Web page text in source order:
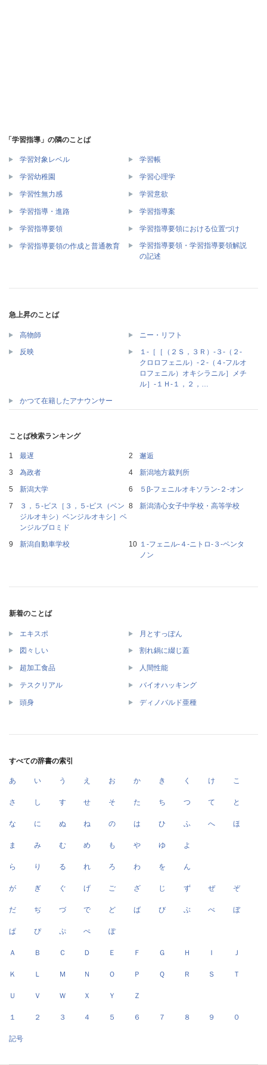
「学習指導」の隣のことば
学習対象レベル 学習帳
学習幼稚園 学習心理学
学習性無力感 学習意欲
学習指導・進路 学習指導案
学習指導要領 学習指導要領における位置づけ
学習指導要領の作成と普通教育
学習指導要領・学習指導要領解説
の記述
急上昇のことば
高物師 ニー・リフト
反映
１‐［［（２Ｓ，３Ｒ）‐３‐（２‐
クロロフェニル）‐２‐（４‐フルオ
ロフェニル）オキシラニル］メチ
ル］‐１Ｈ‐１，２，…
かつて在籍したアナウンサー
ことば検索ランキング
最遅
邂逅
為政者
新潟地方裁判所
新潟大学
５β‐フェニルオキソラン‐２‐オン
３，５‐ビス［３，５‐ビス（ベン
ジルオキシ）ベンジルオキシ］ベ
ンジルブロミド
新潟清心女子中学校・高等学校
新潟自動車学校
１‐フェニル‐４‐ニトロ‐３‐ペンタ
ノン
新着のことば
エキスポ 月とすっぽん
図々しい 割れ鍋に綴じ蓋
超加工食品 人間性能
テスクリアル バイオハッキング
頭身 ディノバルド亜種
すべての辞書の索引
あ い う え お か き く け こ
さ し す せ そ た ち つ て と
な に ぬ ね の は ひ ふ へ ほ
ま み む め も や ゆ よ
ら り る れ ろ わ を ん
が ぎ ぐ げ ご ざ じ ず ぜ ぞ
だ ぢ づ で ど ば び ぶ べ ぼ
ぱ ぴ ぷ ぺ ぽ
Ａ Ｂ Ｃ Ｄ Ｅ Ｆ Ｇ Ｈ Ｉ Ｊ
Ｋ Ｌ Ｍ Ｎ Ｏ Ｐ Ｑ Ｒ Ｓ Ｔ
Ｕ Ｖ Ｗ Ｘ Ｙ Ｚ
１ ２ ３ ４ ５ ６ ７ ８ ９ ０
記号